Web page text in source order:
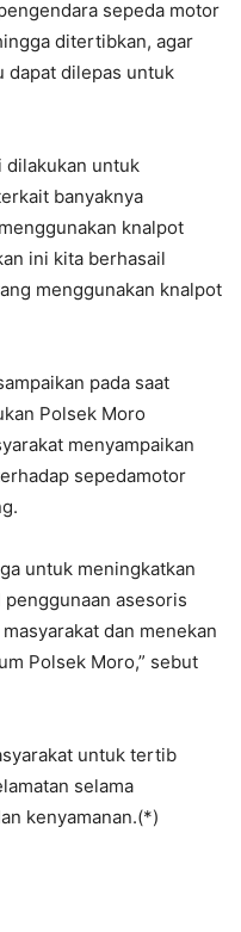
sepeda motor
ditertibkan, agar
dapat dilepas untuk
dilakukan untuk
banyaknya
knalpot
ini kita berhasail
menggunakan knalpot
pada saat
Polsek Moro
menyampaikan
sepedamotor
untuk meningkatkan
penggunaan asesoris
dan menekan
Polsek Moro,” sebut
untuk tertib
selama
kenyamanan.(*)